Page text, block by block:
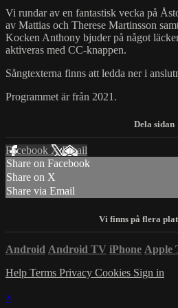
Vi rundar av en fantastisk vecka på
av Mattias och Therese Martinsson
Kocken Anthony bjuder på något
aktiveras med CC-knappen.
Sångtexterna finns att ledda ner i
Programmet är från 2021.
Facebook XEmail
Share on Facebook
Share on X
Share via Email
Android Android TV iPhone Apple
Help Terms Privacy Cookies Sign in
×